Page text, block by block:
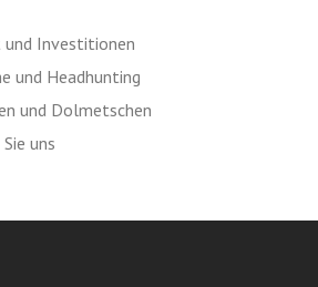
Investitionen
und Headhunting
und Dolmetschen
uns